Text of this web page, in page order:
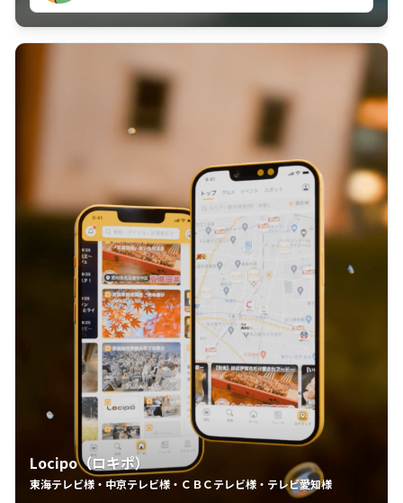
Locipo（ロキポ）
東海テレビ様・中京テレビ様・ＣＢＣテレビ様・テレビ愛知様